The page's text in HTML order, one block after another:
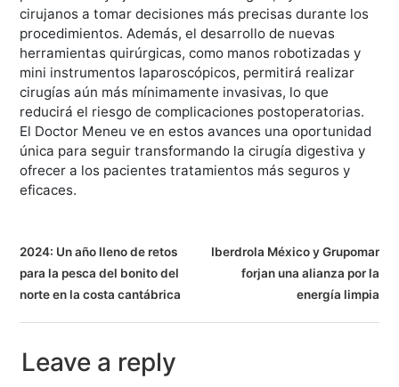
cirujanos a tomar decisiones más precisas durante los
procedimientos. Además, el desarrollo de nuevas
herramientas quirúrgicas, como manos robotizadas y
mini instrumentos laparoscópicos, permitirá realizar
cirugías aún más mínimamente invasivas, lo que
reducirá el riesgo de complicaciones postoperatorias.
El Doctor Meneu ve en estos avances una oportunidad
única para seguir transformando la cirugía digestiva y
ofrecer a los pacientes tratamientos más seguros y
eficaces.
N
a
v
e
2024: Un año lleno de retos
para la pesca del bonito del
norte en la costa cantábrica
Iberdrola México y Grupomar
forjan una alianza por la
energía limpia
Leave a reply